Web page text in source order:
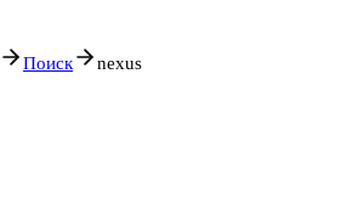
Поиск nexus